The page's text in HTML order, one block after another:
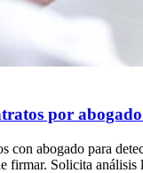
por
con abogado para
firmar. Solicita análisis